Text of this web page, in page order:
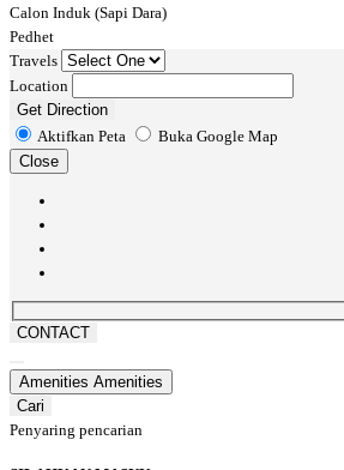
Calon Induk (Sapi Dara)
Pedhet
Travels
Location
Get Direction
Aktifkan Peta
Buka Google Map
Close
CONTACT
Amenities Amenities
Cari
Penyaring pencarian